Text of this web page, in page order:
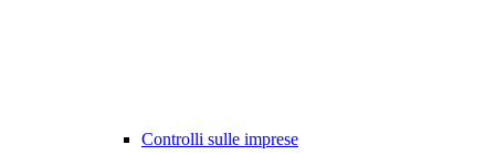
Controlli sulle imprese